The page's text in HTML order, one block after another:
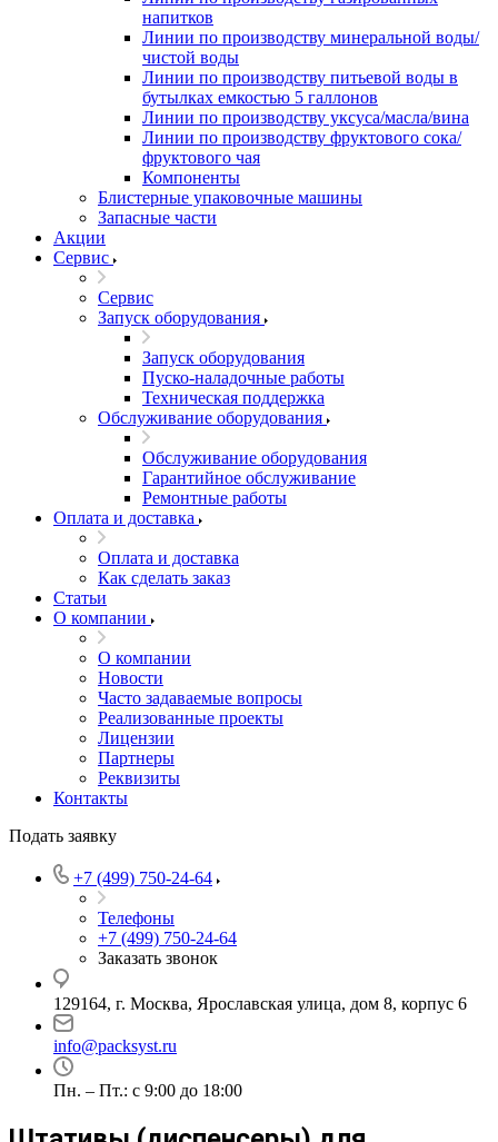
напитков
Линии по производству минеральной воды/
чистой воды
Линии по производству питьевой воды в
бутылках емкостью 5 галлонов
Линии по производству уксуса/масла/вина
Линии по производству фруктового сока/
фруктового чая
Компоненты
Блистерные упаковочные машины
Запасные части
Акции
Сервис
Сервис
Запуск оборудования
Запуск оборудования
Пуско-наладочные работы
Техническая поддержка
Обслуживание оборудования
Обслуживание оборудования
Гарантийное обслуживание
Ремонтные работы
Оплата и доставка
Оплата и доставка
Как сделать заказ
Статьи
О компании
О компании
Новости
Часто задаваемые вопросы
Реализованные проекты
Лицензии
Партнеры
Реквизиты
Контакты
Подать заявку
+7 (499) 750-24-64
Телефоны
+7 (499) 750-24-64
Заказать звонок
129164, г. Москва, Ярославская улица, дом 8, корпус 6
info@packsyst.ru
Пн. – Пт.: с 9:00 до 18:00